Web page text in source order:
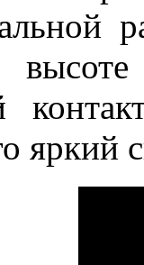
яркий